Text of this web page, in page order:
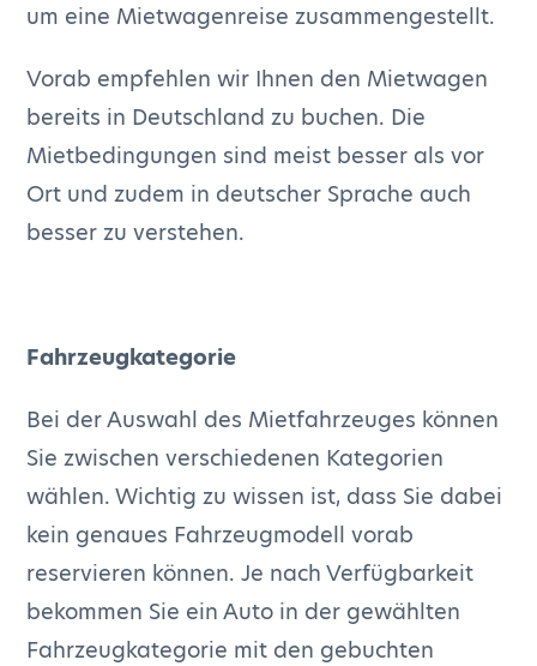
um eine Mietwagenreise zusammengestellt.
Vorab empfehlen wir Ihnen den Mietwagen
bereits in Deutschland zu buchen. Die
Mietbedingungen sind meist besser als vor
Ort und zudem in deutscher Sprache auch
besser zu verstehen.
Fahrzeugkategorie
Bei der Auswahl des Mietfahrzeuges können
Sie zwischen verschiedenen Kategorien
wählen. Wichtig zu wissen ist, dass Sie dabei
kein genaues Fahrzeugmodell vorab
reservieren können. Je nach Verfügbarkeit
bekommen Sie ein Auto in der gewählten
Fahrzeugkategorie mit den gebuchten